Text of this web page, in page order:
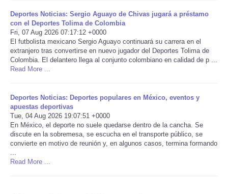
EEUU
Especiales
Internacionales
Salud
Tecnologia
Tiempo
Deportes Noticias: Sergio Aguayo de Chivas jugará a préstamo
con el Deportes Tolima de Colombia
Fri, 07 Aug 2026 07:17:12 +0000
El futbolista mexicano Sergio Aguayo continuará su carrera en el
extranjero tras convertirse en nuevo jugador del Deportes Tolima de
Colombia. El delantero llega al conjunto colombiano en calidad de p ...
Read More ...
Deportes Noticias: Deportes populares en México, eventos y
apuestas deportivas
Tue, 04 Aug 2026 19:07:51 +0000
En México, el deporte no suele quedarse dentro de la cancha. Se
discute en la sobremesa, se escucha en el transporte público, se
convierte en motivo de reunión y, en algunos casos, termina formando
Read More ...